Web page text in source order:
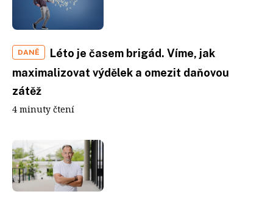
DANĚ
Léto je časem brigád. Víme, jak
maximalizovat výdělek a omezit daňovou
zátěž
4 minuty čtení